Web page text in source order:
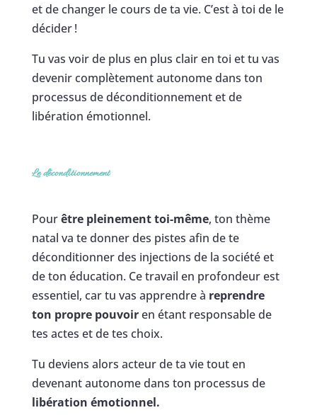
et de changer le cours de ta vie. C’est à toi de le
décider !
Tu vas voir de plus en plus clair en toi et tu vas
devenir complètement autonome dans ton
processus de déconditionnement et de
libération émotionnel.
Le déconditionnement
Pourêtre pleinement toi-même, ton thème
natal va te donner des pistes afin de te
déconditionner des injections de la société et
de ton éducation. Ce travail en profondeur est
essentiel, car tu vas apprendre à reprendre
ton propre pouvoiren étant responsable de
tes actes et de tes choix.
Tu deviens alors acteur de ta vie tout en
devenant autonome dans ton processus de
libération émotionnel.